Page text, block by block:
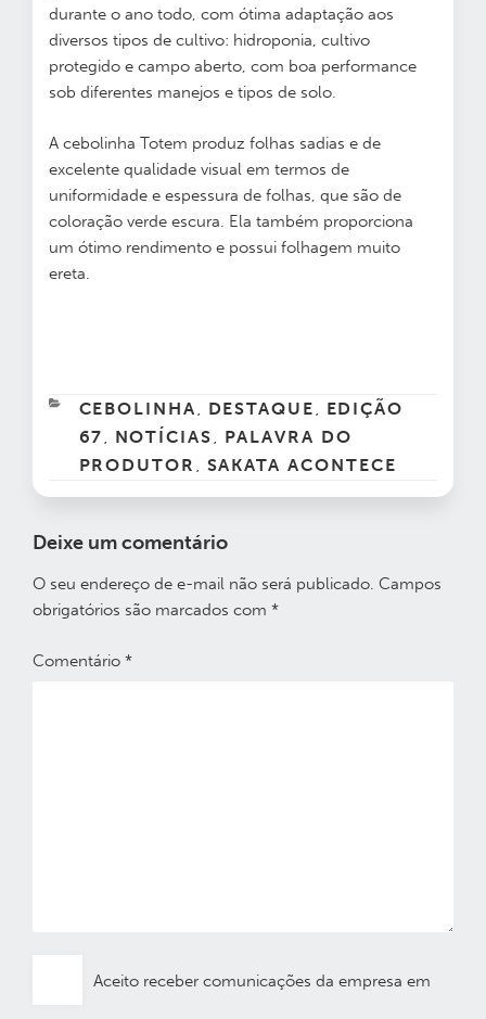
durante o ano todo, com ótima adaptação aos
diversos tipos de cultivo: hidroponia, cultivo
protegido e campo aberto, com boa performance
sob diferentes manejos e tipos de solo.
A cebolinha Totem produz folhas sadias e de
excelente qualidade visual em termos de
uniformidade e espessura de folhas, que são de
coloração verde escura. Ela também proporciona
um ótimo rendimento e possui folhagem muito
ereta.
CATEGORIAS
CEBOLINHA , DESTAQUE ,
EDIÇÃO
67 , NOTÍCIAS ,
PALAVRA DO
PRODUTOR , SAKATA ACONTECE
Deixe um comentário
O seu endereço de e-mail não será publicado. Campos
obrigatórios são marcados com *
Comentário *
Aceito receber comunicações da empresa em